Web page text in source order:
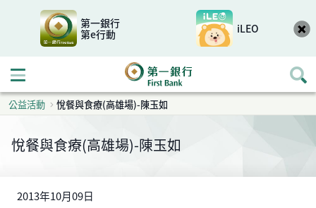
第一銀行
第e行動
iLEO
開啟行動選單
公益活動 悅餐與食療(高雄場)-陳玉如
悅餐與食療(高雄場)-陳玉如
2013年10月09日